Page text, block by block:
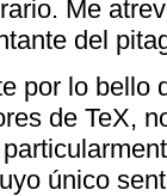
Me
del
por lo bello
de TeX,
único